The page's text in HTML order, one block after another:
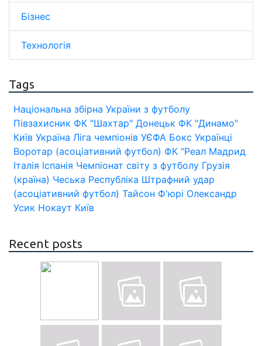
Бізнес
Технологія
Tags
Національна збірна України з футболу
Півзахисник ФК "Шахтар" Донецьк ФК "Динамо"
Київ Україна Ліга чемпіонів УЄФА Бокс Українці
Воротар (асоціативний футбол) ФК "Реал Мадрид
Італія Іспанія Чемпіонат світу з футболу Грузія
(країна) Чеська Республіка Штрафний удар
(асоціативний футбол) Тайсон Ф'юрі Олександр
Усик Нокаут Київ
Recent posts